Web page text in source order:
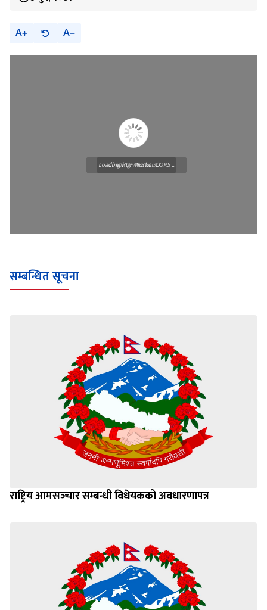
A A
Loading WEBGL 3D ...
Loading PDF Worker CORS ...
सम्बन्धित सूचना
राष्ट्रिय आमसञ्‍चार सम्बन्धी विधेयकको अवधारणापत्र